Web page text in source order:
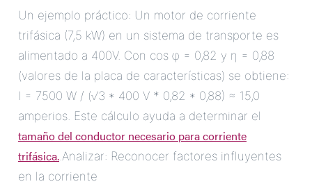
Un ejemplo práctico: Un motor de corriente
trifásica (7,5 kW) en un sistema de transporte es
alimentado a 400V. Con cos φ = 0,82 y η = 0,88
(valores de la placa de características) se obtiene:
I = 7500 W / (√3 * 400 V * 0,82 * 0,88) ≈ 15,0
amperios. Este cálculo ayuda a determinar el
tamaño del conductor necesario para corriente
trifásica..Analizar: Reconocer factores influyentes
en la corriente